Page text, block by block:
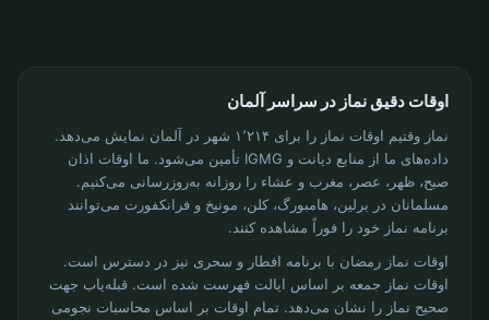
اوقات دقیق نماز در سراسر آلمان
نماز وقتیم اوقات نماز را برای ۱٬۲۱۴ شهر در آلمان نمایش می‌دهد.
داده‌های ما از منابع دیانت و IGMG تأمین می‌شود. ما اوقات اذان
صبح، ظهر، عصر، مغرب و عشاء را روزانه به‌روزرسانی می‌کنیم.
مسلمانان در برلین، هامبورگ، کلن، مونیخ و فرانکفورت می‌توانند
برنامه نماز خود را فوراً مشاهده کنند.
اوقات نماز رمضان با برنامه افطار و سحری نیز در دسترس است.
اوقات نماز جمعه بر اساس ایالت فهرست شده است. قبله‌یاب جهت
صحیح نماز را نشان می‌دهد. تمام اوقات بر اساس محاسبات نجومی